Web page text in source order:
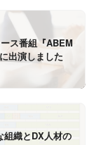
ス番組『ABEM
出演しました
組織とDX人材の